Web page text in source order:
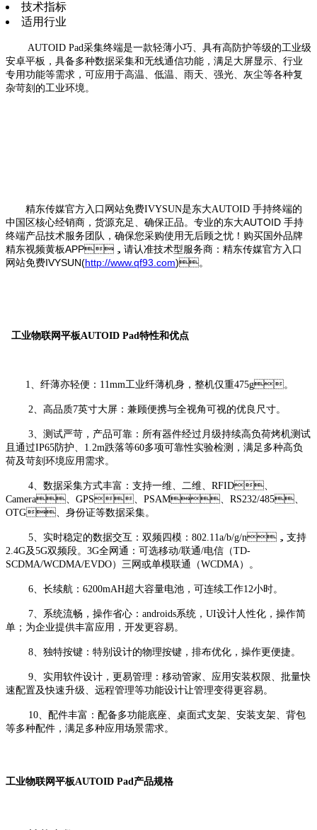
技术指标
适用行业
AUTOID Pad采集终端是一款轻薄小巧、具有高防护等级的工业级
安卓平板，具备多种数据采集和无线通信功能，满足大屏显示、行业
专用功能等需求，可应用于高温、低温、雨天、强光、灰尘等各种复
杂苛刻的工业环境。
精东传媒官方入口网站免费IVYSUN是东大AUTOID 手持终端的
中国区核心经销商，货源充足、确保正品。专业的东大AUTOID 手持
终端产品技术服务团队，确保您采购使用无后顾之忧！购买国外品牌
精东视频黄板APP，请认准技术型服务商：精东传媒官方入口
网站免费IVYSUN(http://www.qf93.com)。
工业物联网平板AUTOID Pad特性和优点
1、纤薄亦轻便：11mm工业纤薄机身，整机仅重475g。
2、高品质7英寸大屏：兼顾便携与全视角可视的优良尺寸。
3、测试严苛，产品可靠：所有器件经过月级持续高负荷烤机测试
且通过IP65防护、1.2m跌落等60多项可靠性实验检测，满足多种高负
荷及苛刻环境应用需求。
4、数据采集方式丰富：支持一维、二维、RFID、
Camera、GPS、PSAM、RS232/485、
OTG、身份证等数据采集。
5、实时稳定的数据交互：双频四模：802.11a/b/g/n，支持
2.4G及5G双频段。3G全网通：可选移动/联通/电信（TD-
SCDMA/WCDMA/EVDO）三网或单模联通（WCDMA）。
6、长续航：6200mAH超大容量电池，可连续工作12小时。
7、系统流畅，操作省心：androids系统，UI设计人性化，操作简
单；为企业提供丰富应用，开发更容易。
8、独特按键：特别设计的物理按键，排布优化，操作更便捷。
9、实用软件设计，更易管理：移动管家、应用安装权限、批量快
速配置及快速升级、远程管理等功能设计让管理变得更容易。
10、配件丰富：配备多功能底座、桌面式支架、安装支架、背包
等多种配件，满足多种应用场景需求。
工业物联网平板AUTOID Pad产品规格